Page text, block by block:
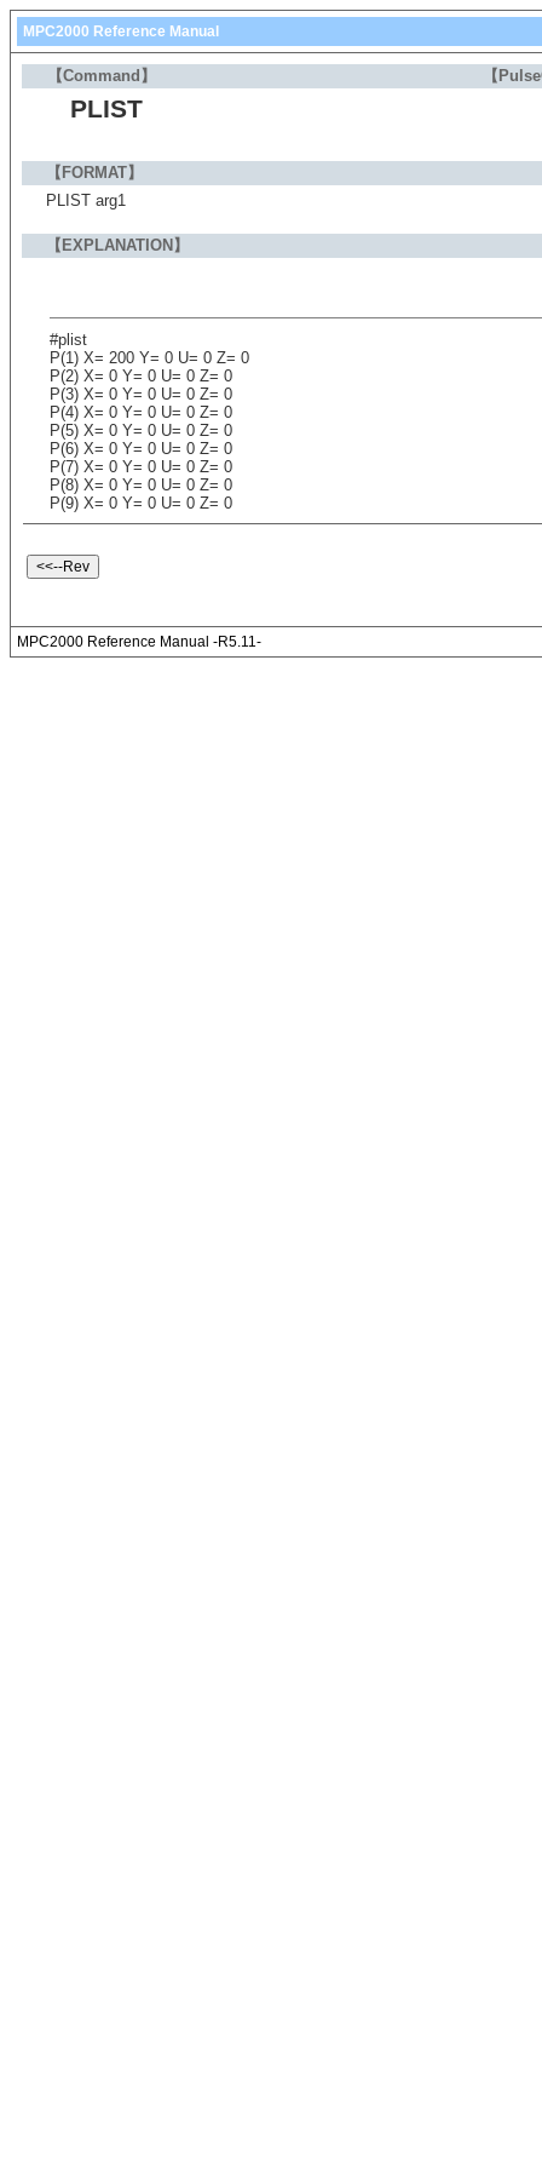
MPC2000 Reference Manual
【Command】 【
PLIST
【FORMAT】
PLIST arg1
【EXPLANATION】
#plist
P(1) X= 200 Y= 0 U= 0 Z= 0
P(2) X= 0 Y= 0 U= 0 Z= 0
P(3) X= 0 Y= 0 U= 0 Z= 0
P(4) X= 0 Y= 0 U= 0 Z= 0
P(5) X= 0 Y= 0 U= 0 Z= 0
P(6) X= 0 Y= 0 U= 0 Z= 0
P(7) X= 0 Y= 0 U= 0 Z= 0
P(8) X= 0 Y= 0 U= 0 Z= 0
P(9) X= 0 Y= 0 U= 0 Z= 0
MPC2000 Reference Manual -R5.11-